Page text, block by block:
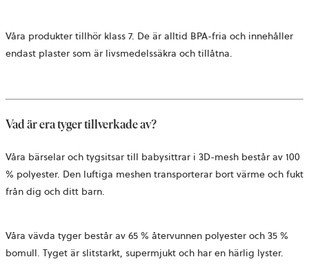
Våra produkter tillhör klass 7. De är alltid BPA-fria och innehåller
endast plaster som är livsmedelssäkra och tillåtna.
Vad är era tyger tillverkade av?
Våra bärselar och tygsitsar till babysittrar i 3D-mesh består av 100
% polyester. Den luftiga meshen transporterar bort värme och fukt
från dig och ditt barn.
Våra vävda tyger består av 65 % återvunnen polyester och 35 %
bomull. Tyget är slitstarkt, supermjukt och har en härlig lyster.